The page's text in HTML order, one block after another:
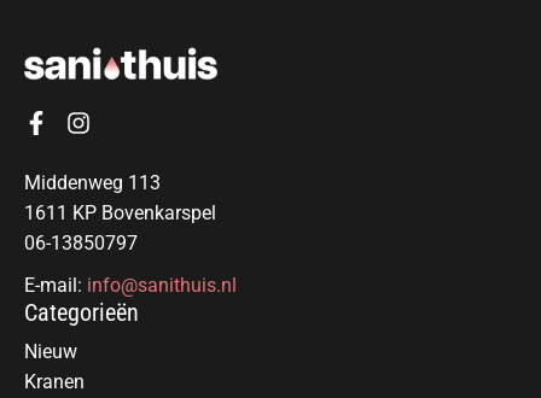
Middenweg 113
1611 KP Bovenkarspel
06-13850797
E-mail: info@sanithuis.nl
Categorieën
Nieuw
Kranen